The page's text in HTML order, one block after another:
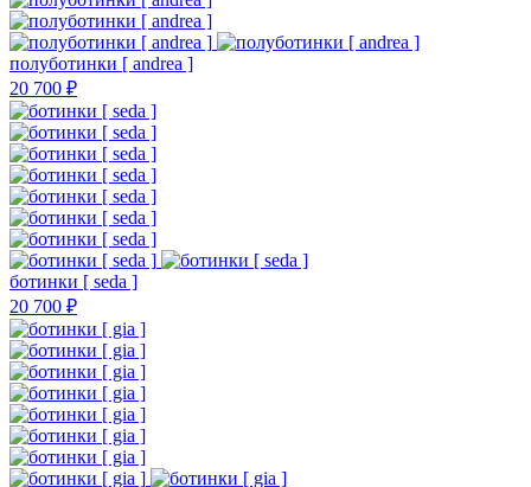
полуботинки [ andrea ]
20 700 ₽
ботинки [ seda ]
20 700 ₽